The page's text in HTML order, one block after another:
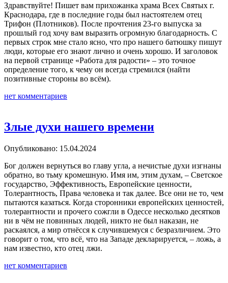
Здравствуйте! Пишет вам прихожанка храма Всех Святых г.
Краснодара, где в последние годы был настоятелем отец
Трифон (Плотников). После прочтения 23-го выпуска за
прошлый год хочу вам выразить огромную благодарность. С
первых строк мне стало ясно, что про нашего батюшку пишут
люди, которые его знают лично и очень хорошо. И заголовок
на первой странице «Работа для радости» – это точное
определение того, к чему он всегда стремился (найти
позитивные стороны во всём).
нет комментариев
Злые духи нашего времени
Опубликовано: 15.04.2024
Бог должен вернуться во главу угла, а нечистые духи изгнаны
обратно, во тьму кромешную. Имя им, этим духам, – Светское
государство, Эффективность, Европейские ценности,
Толерантность, Права человека и так далее. Все они не то, чем
пытаются казаться. Когда сторонники европейских ценностей,
толерантности и прочего сожгли в Одессе несколько десятков
ни в чём не повинных людей, никто не был наказан, не
раскаялся, а мир отнёсся к случившемуся с безразличием. Это
говорит о том, что всё, что на Западе декларируется, – ложь, а
нам известно, кто отец лжи.
нет комментариев